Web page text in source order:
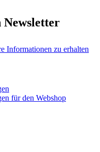
Newsletter
Informationen zu erhalten
für den Webshop